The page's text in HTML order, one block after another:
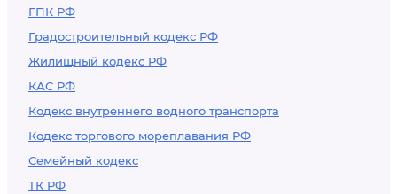
ГПК РФ
Градостроительный кодекс РФ
Жилищный кодекс РФ
КАС РФ
Кодекс внутреннего водного транспорта
Кодекс торгового мореплавания РФ
Семейный кодекс
ТК РФ